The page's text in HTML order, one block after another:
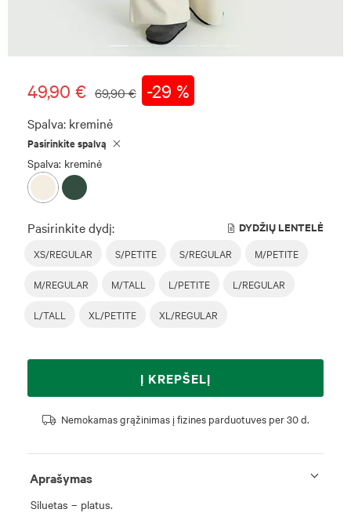
49,90 € 69,90 € -29 %
Spalva: kreminė
Pasirinkite spalvą
Spalva: kreminė
Pasirinkite dydį: DYDŽIŲ LENTELĖ
XS/REGULAR S/PETITE S/REGULAR M/PETITE
M/REGULAR M/TALL L/PETITE L/REGULAR
L/TALL XL/PETITE XL/REGULAR
Į KREPŠELĮ
Nemokamas grąžinimas į fizines parduotuves per 30 d.
Aprašymas
Siluetas – platus.